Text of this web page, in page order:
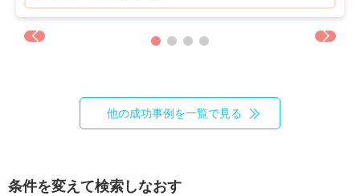
他の成功事例を一覧で見る
条件を変えて検索しなおす